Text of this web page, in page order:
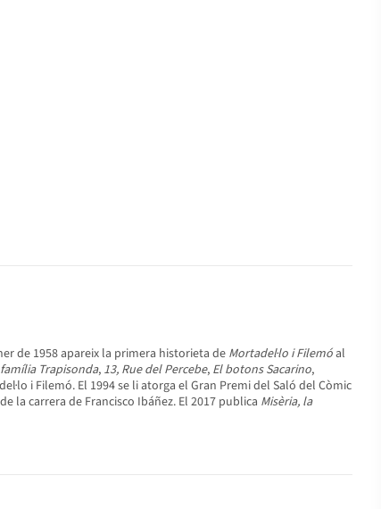
de 1958 apareix la primera historieta de Mortadel·lo i Filemóal
Trapisonda, 13, Rue del Percebe, El botons Sacarino,
i Filemó. El 1994 se li atorga el Gran Premi del Saló del Còmic
la carrera de Francisco Ibáñez. El 2017 publica Misèria, la